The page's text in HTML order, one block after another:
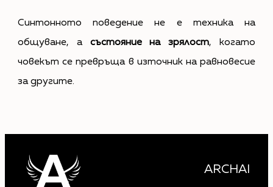
Синтонното поведение не е техника на
общуване, а състояние на зрялост, когато
човекът се превръща в източник на равновесие
за другите.
ARCHAI